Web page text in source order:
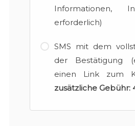
Informationen,
erforderlich)
SMS mit dem
der Bestätigung
einen Link zum
zusätzliche Gebühr: